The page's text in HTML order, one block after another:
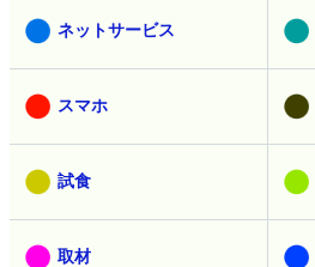
ネットサービス
スマホ
試食
取材